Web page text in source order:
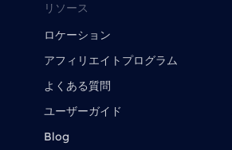
リソース
ロケーション
アフィリエイトプログラム
よくある質問
ユーザーガイド
Blog